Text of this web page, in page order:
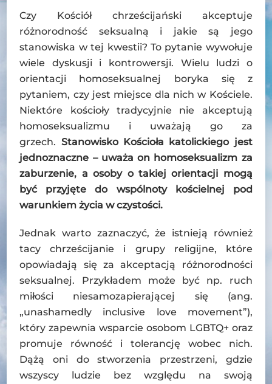
Czy Kościół chrześcijański akceptuje
różnorodność seksualną i jakie są jego
stanowiska w tej kwestii? To pytanie wywołuje
wiele dyskusji i kontrowersji. Wielu ludzi o
orientacji homoseksualnej boryka się z
pytaniem, czy jest miejsce dla nich w Kościele.
Niektóre kościoły tradycyjnie nie akceptują
homoseksualizmu i uważają go za
grzech. Stanowisko Kościoła katolickiego jest
jednoznaczne – uważa on homoseksualizm za
zaburzenie, a osoby o takiej orientacji mogą
być przyjęte do wspólnoty kościelnej pod
warunkiem życia w czystości.
Jednak warto zaznaczyć, że istnieją również
tacy chrześcijanie i grupy religijne, które
opowiadają się za akceptacją różnorodności
seksualnej. Przykładem może być np. ruch
miłości niesamozapierającej się (ang.
„unashamedly inclusive love movement”),
który zapewnia wsparcie osobom LGBTQ+ oraz
promuje równość i tolerancję wobec nich.
Dążą oni do stworzenia przestrzeni, gdzie
wszyscy ludzie bez względu na swoją